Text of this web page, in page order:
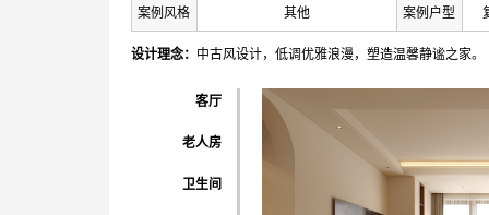
案例风格 其他 案例户型
设计理念： 中古风设计，低调优雅浪漫，塑造温馨静谧之家。
客厅
老人房
卫生间